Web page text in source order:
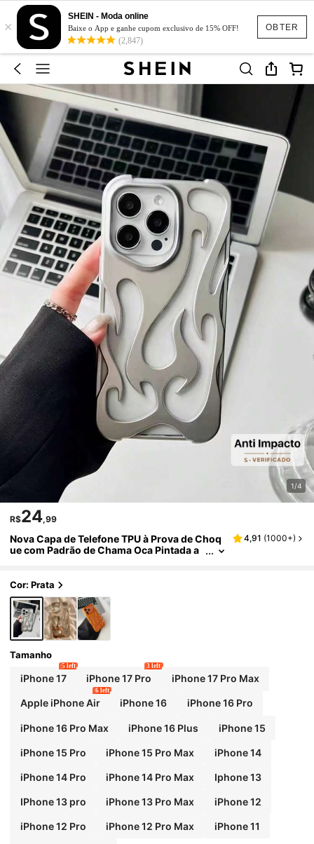
OBTER
×
SHEIN - Moda online
Baixe o App e ganhe cupom exclusivo de 15% OFF!
(2,847)
1/4
R$24,99
Nova Capa de Telefone TPU à Prova de Choq
ue com Padrão de Chama Oca Pintada a
iPhone11/12/13/14/15/16/17PROMAX
4,91 (1000+)
Cor: Prata
Tamanho
iPhone 17
5 left
iPhone 17 Pro
3 left
iPhone 17 Pro Max
Apple iPhone Air
6 left
iPhone 16 iPhone 16 Pro
iPhone 16 Pro Max iPhone 16 Plus iPhone 15
iPhone 15 Pro iPhone 15 Pro Max iPhone 14
iPhone 14 Pro iPhone 14 Pro Max Iphone 13
IPhone 13 pro iPhone 13 Pro Max iPhone 12
iPhone 12 Pro iPhone 12 Pro Max iPhone 11